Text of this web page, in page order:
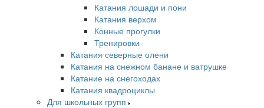
Катания лошади и пони
Катания верхом
Конные прогулки
Тренировки
Катания северные олени
Катания на снежном банане и ватрушке
Катание на снегоходах
Катания квадроциклы
Для школьных групп